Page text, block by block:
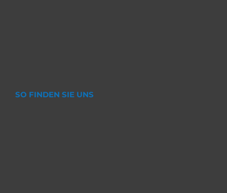
SO FINDEN SIE UNS